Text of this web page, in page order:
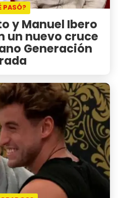
PASÓ?
y Manuel Ibero
un nuevo cruce
Generación